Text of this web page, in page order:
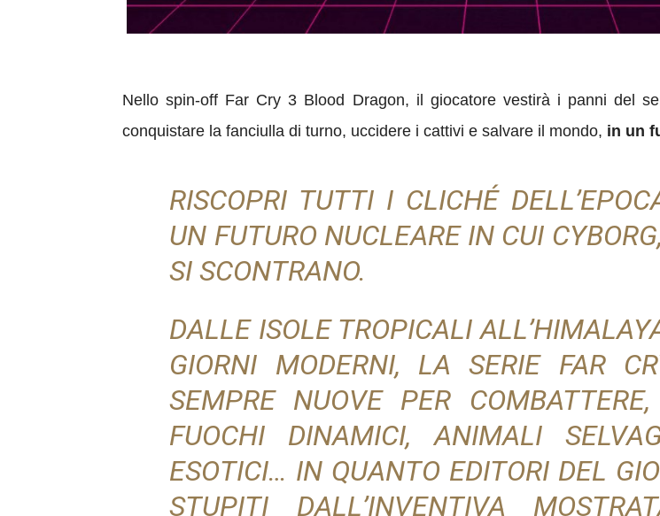
Nello spin-off Far Cry 3 Blood Dragon, il giocatore vestirà i panni del
conquistare la fanciulla di turno, uccidere i cattivi e salvare il mondo, in un
RISCOPRI TUTTI I CLICHÉ
UN FUTURO NUCLEARE IN CUI
SI SCONTRANO.
DALLE ISOLE TROPICALI
GIORNI MODERNI, LA SERIE FAR
SEMPRE NUOVE PER
FUOCHI DINAMICI, ANIMALI
ESOTICI… IN QUANTO EDITORI DEL
STUPITI DALL’INVENTIVA